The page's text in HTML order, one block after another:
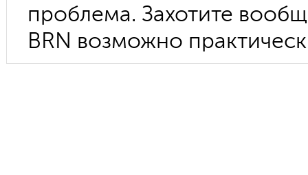
проблема. Захотите
BRN возможно